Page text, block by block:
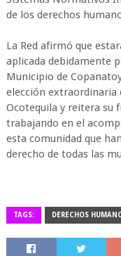
de los derechos
La Red afirmó que
aplicada debidamente
Municipio de
elección extraordinaria
Ocotequila y reitera su
trabajando en el
esta comunidad que
derecho de todas las
TAGS: DERECHOS